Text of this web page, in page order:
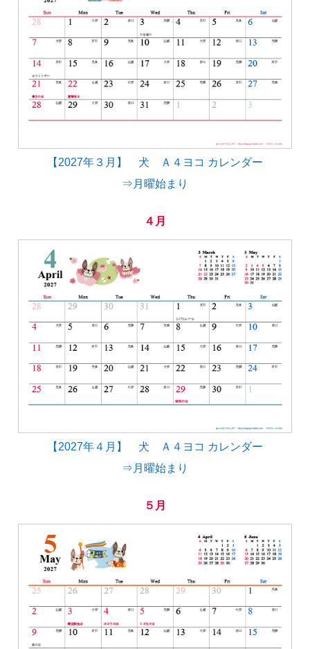
【2027年３月】 犬 Ａ４ヨコ カレンダー
⇒月曜始まり
４月
【2027年４月】 犬 Ａ４ヨコ カレンダー
⇒月曜始まり
５月